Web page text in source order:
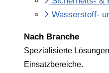
Wasserstoff-
Nach Branche
Spezialisierte
Einsatzbereiche.